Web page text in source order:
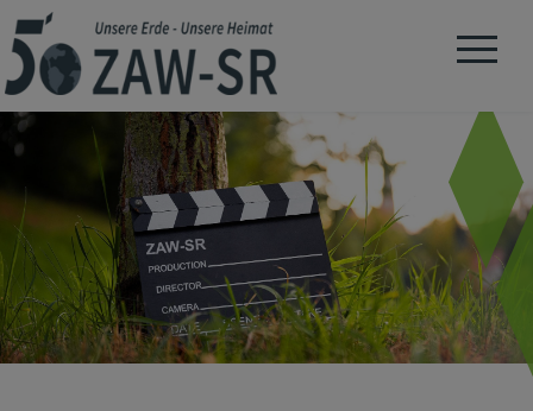
Navigation